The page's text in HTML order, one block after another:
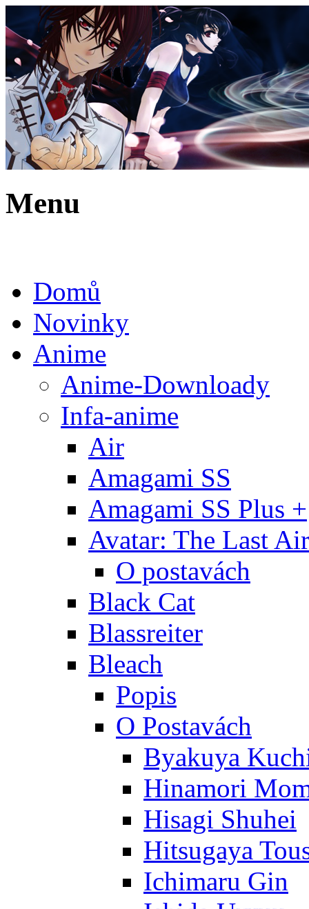
Menu
Domů
Novinky
Anime
Anime-Downloady
Infa-anime
Air
Amagami SS
Amagami SS Plus +
Avatar: The Last
O postavách
Black Cat
Blassreiter
Bleach
Popis
O Postavách
Byakuya
Hinamori
Hisagi Shuhei
Hitsugaya
Ichimaru Gin